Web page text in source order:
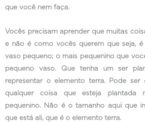
que você nem faça.
Vocês precisam aprender que muitas
e não é como vocês querem que seja,
vaso pequeno; o mais pequenino que
pequeno vaso. Que tenha um ser
representar o elemento terra. Pode
qualquer coisa que esteja plantada
pequenino. Não é o tamanho aqui que
que está ali, que é o elemento terra.